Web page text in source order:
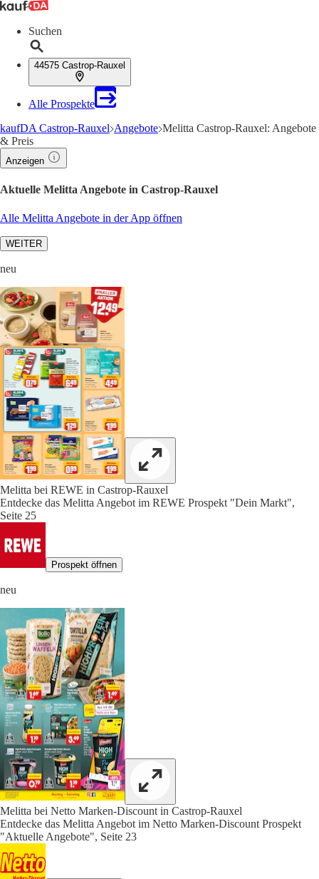
Suchen
44575 Castrop-Rauxel
Alle Prospekte
kaufDA Castrop-Rauxel Angebote Melitta Castrop-Rauxel: Angebote
& Preis
Anzeigen
Aktuelle Melitta Angebote in Castrop-Rauxel
Alle Melitta Angebote in der App öffnen
WEITER
neu
Melitta bei REWE in Castrop-Rauxel
Entdecke das Melitta Angebot im REWE Prospekt "Dein Markt",
Seite 25
Prospekt öffnen
neu
Melitta bei Netto Marken-Discount in Castrop-Rauxel
Entdecke das Melitta Angebot im Netto Marken-Discount Prospekt
"Aktuelle Angebote", Seite 23